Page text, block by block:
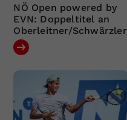
NÖ Open powered by
EVN: Doppeltitel an
Oberleitner/Schwärzler